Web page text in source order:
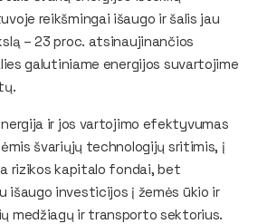
reikšmingai išaugo ir šalis jau
– 23 proc. atsinaujinančios
galutiniame energijos suvartojime
ir jos vartojimo efektyvumas
švariųjų technologijų sritimis, į
rizikos kapitalo fondai, bet
išaugo investicijos į žemės ūkio ir
medžiagų ir transporto sektorius.